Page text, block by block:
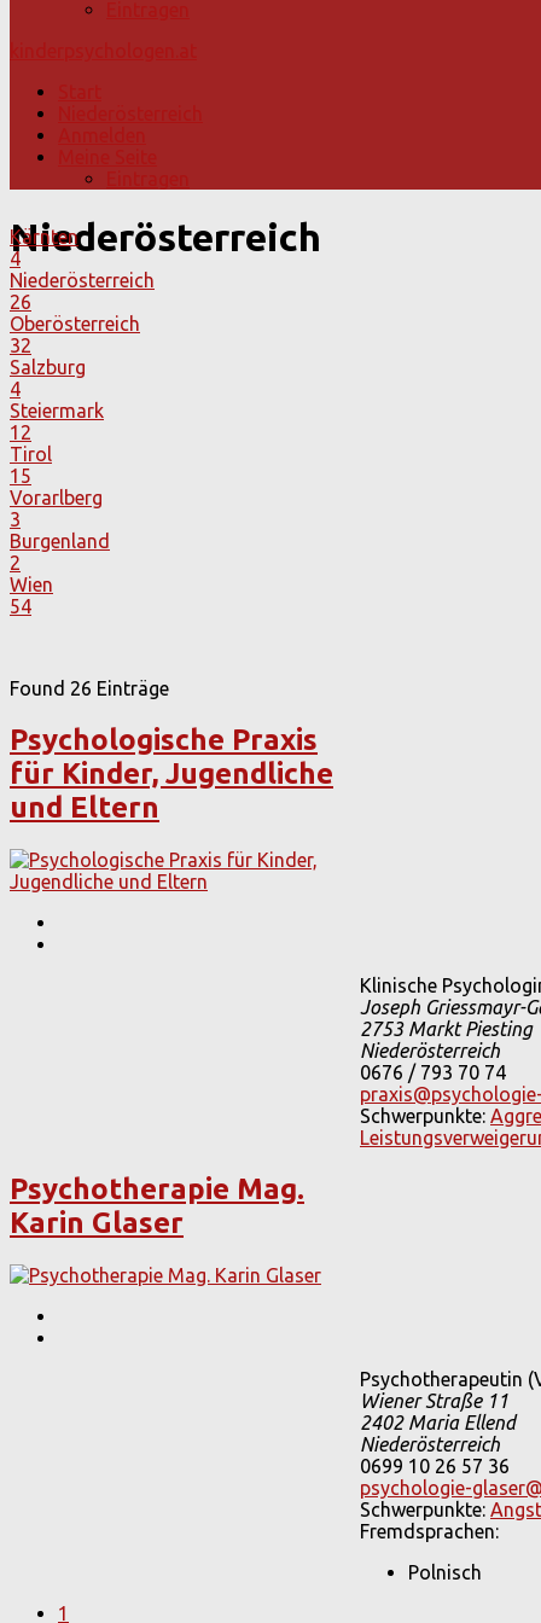
Niederösterreich
Kärnten
4
Niederösterreich
26
Oberösterreich
32
Salzburg
4
Steiermark
12
Tirol
15
Vorarlberg
3
Burgenland
2
Wien
54
Found 26 Einträge
Psychologische Praxis
für Kinder, Jugendliche
und Eltern
Klinische
Joseph Griessmayr-
2753Markt Piesting
Niederösterreich
0676 / 793 70 74
Schwerpunkte:
Psychotherapie Mag.
Karin Glaser
Psychotherapeutin
Wiener Straße 11
2402Maria Ellend
Niederösterreich
0699 10 26 57 36
psychologie-
Schwerpunkte:
Fremdsprachen:
Polnisch
1